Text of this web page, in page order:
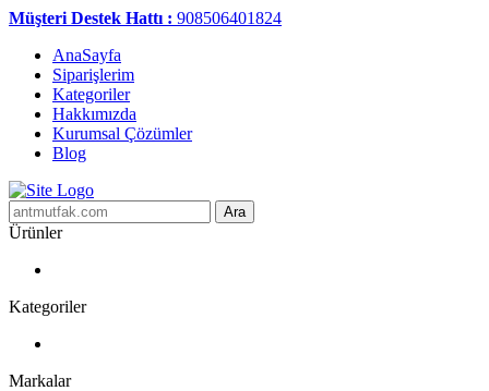
Müşteri Destek Hattı : 908506401824
AnaSayfa
Siparişlerim
Kategoriler
Hakkımızda
Kurumsal Çözümler
Blog
Ara
Ürünler
Kategoriler
Markalar